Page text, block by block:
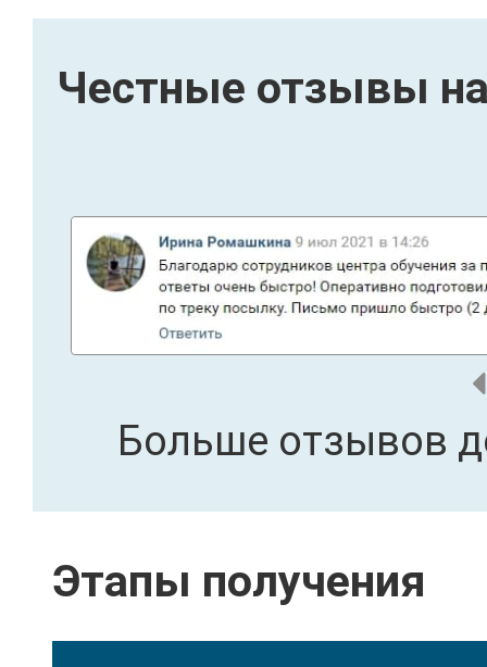
Честные отзывы
Больше отзывов
Этапы получения